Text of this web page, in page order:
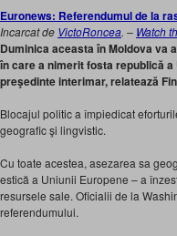
Euronews: Referendumul de la
Incarcat de VictoRoncea. – Watch
Duminica aceasta în Moldova va
în care a nimerit fosta republică
preşedinte interimar, relatează
Blocajul politic a împiedicat
geografic şi lingvistic.
Cu toate acestea, asezarea sa
estică a Uniunii Europene – a
resursele sale. Oficialii de la
referendumului.